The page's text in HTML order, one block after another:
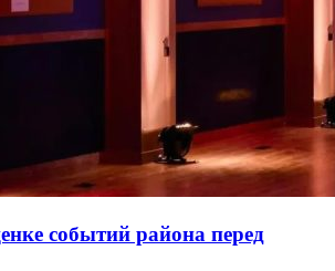
событий района перед